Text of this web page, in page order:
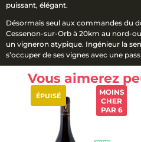
puissant, élégant.
Désormais seul aux commandes du
Cessenon-sur-Orb à 20km au nord-
un vigneron atypique. Ingénieur la
s’occuper de ses vignes avec une
Vous aimerez
MOINS
CHER
PAR 6
ÉPUISÉ